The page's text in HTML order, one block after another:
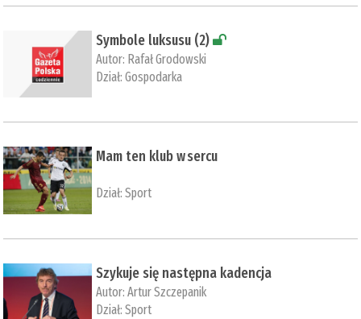
Symbole luksusu (2)
Autor: Rafał Grodowski
Dział:Gospodarka
Mam ten klub w sercu
Dział:Sport
Szykuje się następna kadencja
Autor:Artur Szczepanik
Dział:Sport